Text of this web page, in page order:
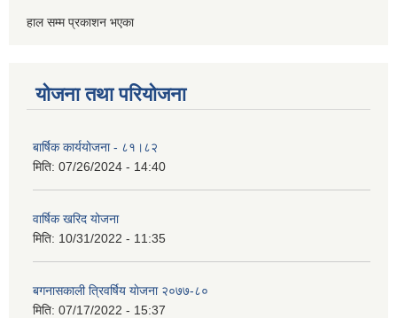
हाल सम्म प्रकाशन भएका
योजना तथा परियोजना
बार्षिक कार्ययोजना - ८१।८२
मिति: 07/26/2024 - 14:40
वार्षिक खरिद योजना
मिति: 10/31/2022 - 11:35
बगनासकाली त्रिवर्षिय याेजना २०७७-८०
मिति: 07/17/2022 - 15:37